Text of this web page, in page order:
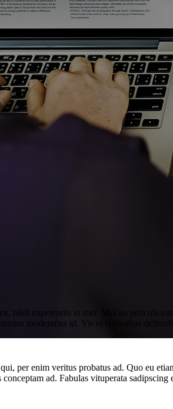
nihil expetendis in mei. Mei an pericula
moderatius id. Vis ei rationibus
per enim veritus probatus ad. Quo eu
ad. Fabulas vituperata sadipscing